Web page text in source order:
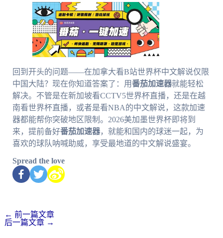
回到开头的问题——在加拿大看B站世界杯中文解说仅限
中国大陆？现在你知道答案了：用番茄加速器就能轻松
解决。不管是在新加坡看CCTV5世界杯直播，还是在越
南看世界杯直播，或者是看NBA的中文解说，这款加速
器都能帮你突破地区限制。2026美加墨世界杯即将到
来，提前备好番茄加速器，就能和国内的球迷一起，为
喜欢的球队呐喊助威，享受最地道的中文解说盛宴。
Spread the love
← 前一篇文章
后一篇文章 →